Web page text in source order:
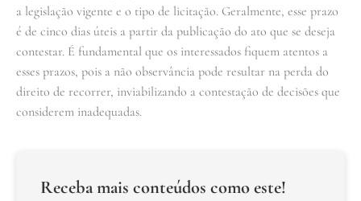
a legislação vigente e o tipo de licitação. Geralmente, esse prazo
é de cinco dias úteis a partir da publicação do ato que se deseja
contestar. É fundamental que os interessados fiquem atentos a
esses prazos, pois a não observância pode resultar na perda do
direito de recorrer, inviabilizando a contestação de decisões que
considerem inadequadas.
Receba mais conteúdos como este!